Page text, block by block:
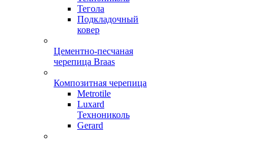
Тегола
Подкладочный
ковер
Цементно-песчаная
черепица Braas
Композитная черепица
Metrotile
Luxard
Технониколь
Gerard